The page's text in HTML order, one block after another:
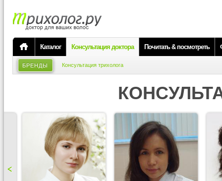
Каталог Консультация доктора Почитать & посмотреть
БРЕНДЫ Консультация трихолога